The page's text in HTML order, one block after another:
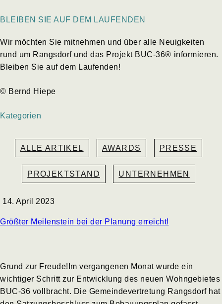
BLEIBEN SIE AUF DEM LAUFENDEN
Wir möchten Sie mitnehmen und über alle Neuigkeiten
rund um Rangsdorf und das Projekt BUC-36® informieren.
Bleiben Sie auf dem Laufenden!
© Bernd Hiepe
Kategorien
ALLE ARTIKEL AWARDS PRESSE
PROJEKTSTAND UNTERNEHMEN
14. April 2023
Größter Meilenstein bei der Planung erreicht!
Grund zur Freude!Im vergangenen Monat wurde ein
wichtiger Schritt zur Entwicklung des neuen Wohngebietes
BUC-36 vollbracht. Die Gemeindevertretung Rangsdorf hat